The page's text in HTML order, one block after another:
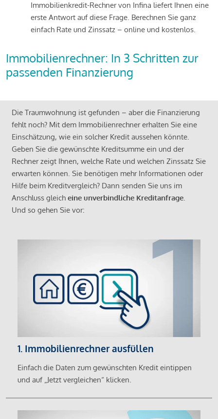
Immobilienkredit-Rechner von Infina liefert Ihnen eine
erste Antwort auf diese Frage. Berechnen Sie ganz
einfach Rate und Zinssatz – online und kostenlos.
Immobilienrechner: In 3 Schritten zur
passenden Finanzierung
Die Traumwohnung ist gefunden – aber die Finanzierung
fehlt noch? Mit dem Immobilienrechner erhalten Sie eine
Einschätzung, wie ein solcher Kredit aussehen könnte.
Geben Sie die gewünschte Kreditsumme ein und der
Rechner zeigt Ihnen, welche Rate und welchen Zinssatz Sie
erwarten können. Sie benötigen mehr Informationen oder
Hilfe beim Kreditvergleich? Dann senden Sie uns im
Anschluss gleich eine unverbindliche Kreditanfrage.
Und so gehen Sie vor:
1. Immobilienrechner ausfüllen
Einfach die Daten zum gewünschten Kredit eintippen
und auf „Jetzt vergleichen“ klicken.